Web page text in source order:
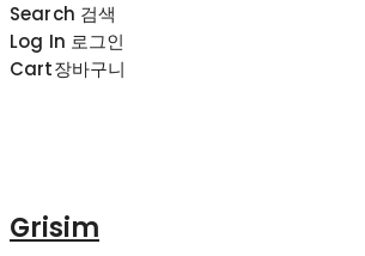
Search 검색
Log In 로그인
Cart장바구니
Grisim